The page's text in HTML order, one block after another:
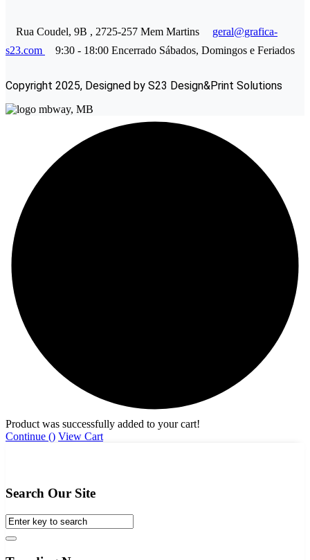
Rua Coudel, 9B , 2725-257 Mem Martins
geral@grafica-
s23.com
9:30 - 18:00 Encerrado Sábados, Domingos e Feriados
Copyright 2025, Designed by S23 Design&Print Solutions
Product was successfully added to your cart!
Continue () View Cart
Search Our Site